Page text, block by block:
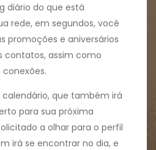
diário do que está
rede, em segundos, você
promoções e aniversários
contatos, assim como
calendário, que também irá
para sua próxima
a olhar para o perfil
irá se encontrar no dia, e